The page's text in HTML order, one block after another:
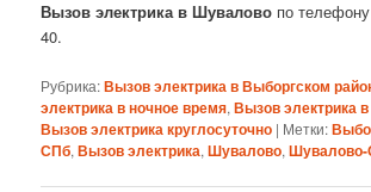
Вызов электрика в Шувалово по
40.
Рубрика:Вызов электрика в Выборгском
электрика в ночное время,Вызов электрика
Вызов электрика круглосуточно | Метки:
СПб,Вызов электрика,Шувалово,Шувалово-